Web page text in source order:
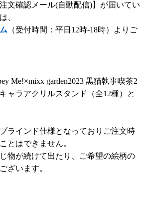
文確認メール(自動配信)】が届いてい
、
（受付時間：平日12時-18時）よりご
Me!×mixx garden2023 黒猫執事喫茶2
ャラアクリルスタンド（全12種）と
ラインド仕様となっておりご注文時
とはできません。
物が続けて出たり、ご希望の絵柄の
ざいます。